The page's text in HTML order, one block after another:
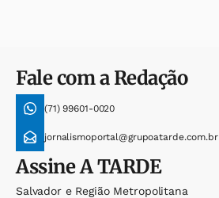
Fale com a Redação
(71) 99601-0020
jornalismoportal@grupoatarde.com.br
AssineA TARDE
Salvador e Região Metropolitana